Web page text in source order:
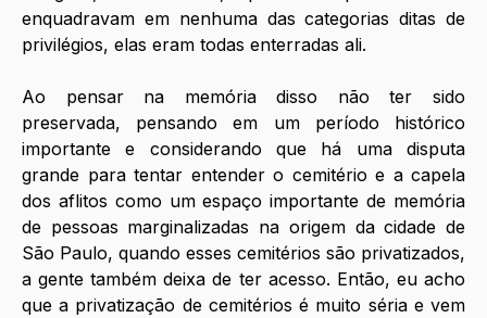
enquadravam em nenhuma das categorias ditas de
privilégios, elas eram todas enterradas ali.
Ao pensar na memória disso não ter sido
preservada, pensando em um período histórico
importante e considerando que há uma disputa
grande para tentar entender o cemitério e a capela
dos aflitos como um espaço importante de memória
de pessoas marginalizadas na origem da cidade de
São Paulo, quando esses cemitérios são privatizados,
a gente também deixa de ter acesso. Então, eu acho
que a privatização de cemitérios é muito séria e vem